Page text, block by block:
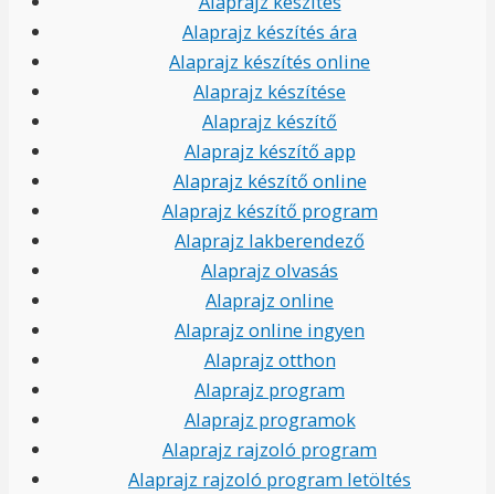
Alaprajz készítés ára
Alaprajz készítés online
Alaprajz készítése
Alaprajz készítő
Alaprajz készítő app
Alaprajz készítő online
Alaprajz készítő program
Alaprajz lakberendező
Alaprajz olvasás
Alaprajz online
Alaprajz online ingyen
Alaprajz otthon
Alaprajz program
Alaprajz programok
Alaprajz rajzoló program
Alaprajz rajzoló program letöltés